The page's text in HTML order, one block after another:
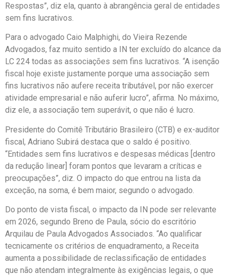
Respostas”, diz ela, quanto à abrangência geral de entidades
sem fins lucrativos.
Para o advogado Caio Malphighi, do Vieira Rezende
Advogados, faz muito sentido a IN ter excluído do alcance da
LC 224 todas as associações sem fins lucrativos. “A isenção
fiscal hoje existe justamente porque uma associação sem
fins lucrativos não aufere receita tributável, por não exercer
atividade empresarial e não auferir lucro”, afirma. No máximo,
diz ele, a associação tem superávit, o que não é lucro.
Presidente do Comitê Tributário Brasileiro (CTB) e ex-auditor
fiscal, Adriano Subirá destaca que o saldo é positivo.
“Entidades sem fins lucrativos e despesas médicas [dentro
da redução linear] foram pontos que levaram a críticas e
preocupações”, diz. O impacto do que entrou na lista da
exceção, na soma, é bem maior, segundo o advogado.
Do ponto de vista fiscal, o impacto da IN pode ser relevante
em 2026, segundo Breno de Paula, sócio do escritório
Arquilau de Paula Advogados Associados. “Ao qualificar
tecnicamente os critérios de enquadramento, a Receita
aumenta a possibilidade de reclassificação de entidades
que não atendam integralmente às exigências legais, o que